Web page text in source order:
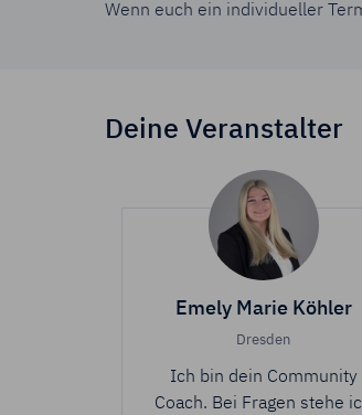
Wenn euch ein individueller
Deine Veranstalter
Emely Marie Köhler
Dresden
Ich bin dein Community
Coach. Bei Fragen stehe